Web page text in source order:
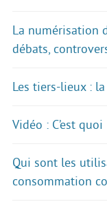
La numérisation
débats,
Les tiers-lieux :
Vidéo : C’est
Qui sont les
consommation